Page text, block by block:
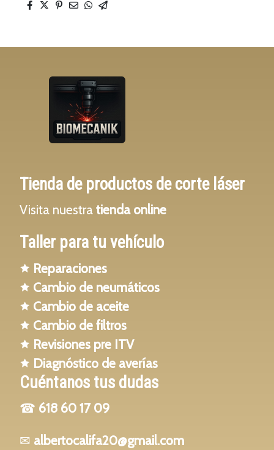
Tienda de productos de corte láser
Visita nuestratienda online
Taller para tu vehículo
🟊 Reparaciones
🟊 Cambio de neumáticos
🟊 Cambio de aceite
🟊 Cambio de filtros
🟊 Revisiones pre ITV
🟊 Diagnóstico de averías
Cuéntanos tus dudas
☎ 618 60 17 09
✉ albertocalifa20@gmail.com